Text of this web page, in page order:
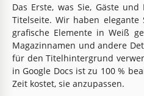
Das Erste, was Sie, Gäste
Titelseite. Wir haben
grafische Elemente in Weiß
Magazinnamen und andere
für den Titelhintergrund
in Google Docs ist zu 100 %
Zeit kostet, sie anzupassen.